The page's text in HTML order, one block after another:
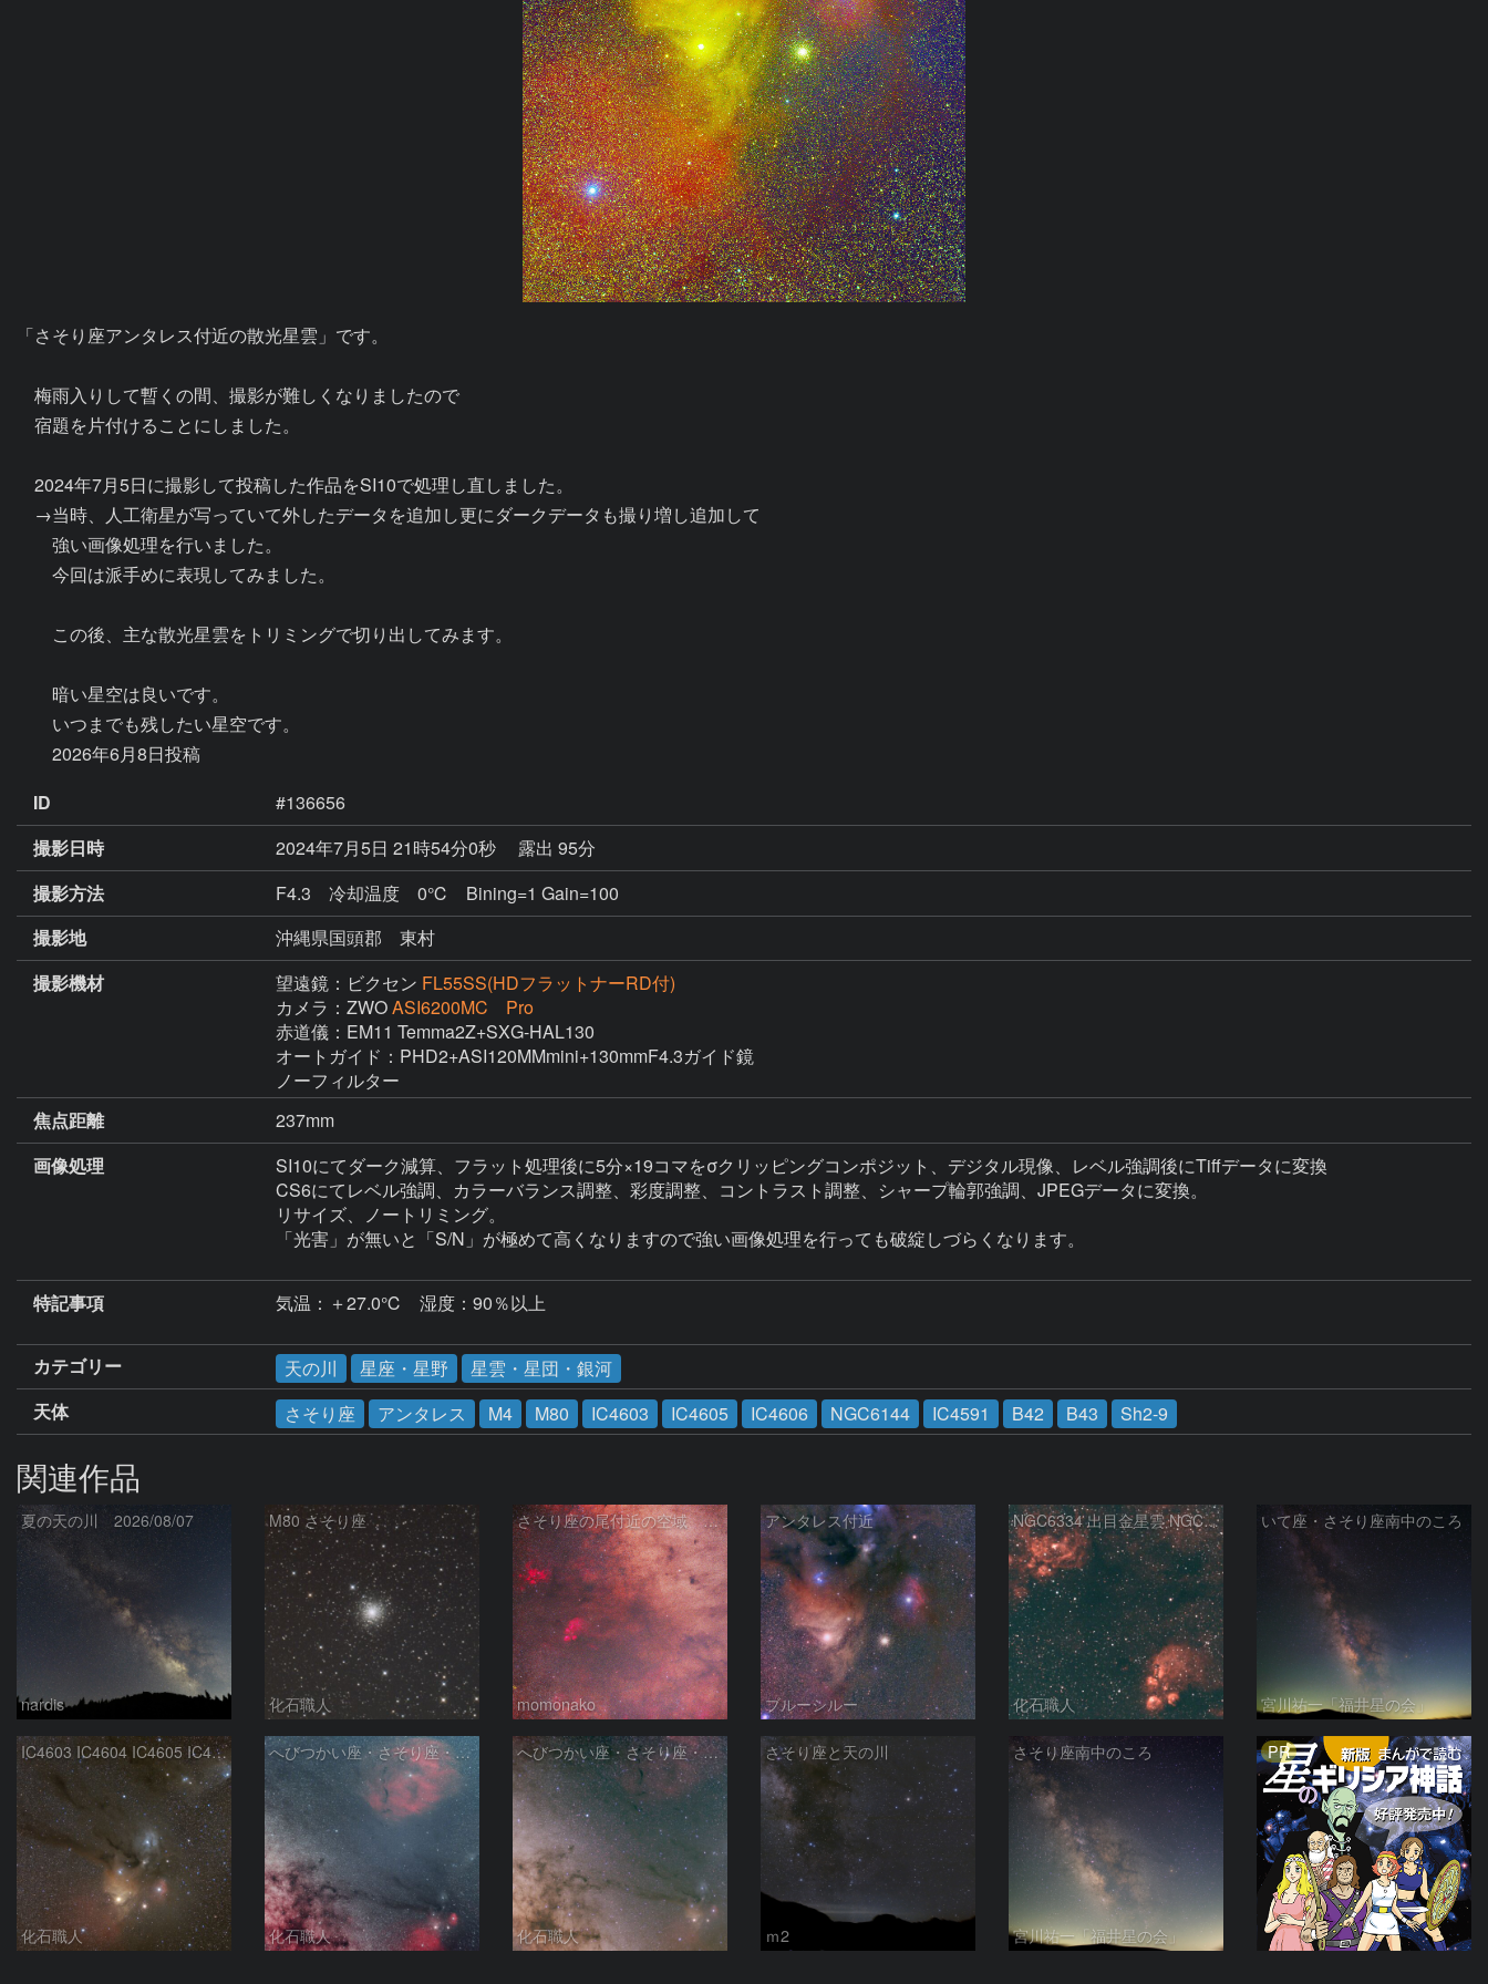
「さそり座アンタレス付近の散光星雲」です。
梅雨入りして暫くの間、撮影が難しくなりましたので
宿題を片付けることにしました。
2024年7月5日に撮影して投稿した作品をSI10で処理し直しました。
→当時、人工衛星が写っていて外したデータを追加し更にダークデータも撮り増し追加して
強い画像処理を行いました。
今回は派手めに表現してみました。
この後、主な散光星雲をトリミングで切り出してみます。
暗い星空は良いです。
いつまでも残したい星空です。
ID
#136656
撮影日時
2024年7月5日 21時54分0秒
露出 95分
撮影方法
F4.3 冷却温度 0℃ Bining=1 Gain=100
撮影地
沖縄県国頭郡 東村
撮影機材
望遠鏡：ビクセン FL55SS(HDフラットナーRD付)
カメラ：ZWOASI6200MC Pro
赤道儀：EM11 Temma2Z+SXG-HAL130
オートガイド：PHD2+ASI120MMmini+130mmF4.3ガイド鏡
焦点距離
237mm
画像処理
SI10にてダーク減算、フラット処理後に5分×19コマをσクリッピングコンポジット、デジタル現像、レベル強調後にTiffデータに変換
CS6にてレベル強調、カラーバランス調整、彩度調整、コントラスト調整、シャープ輪郭強調、JPEGデータに変換。
リサイズ、ノートリミング。
「光害」が無いと「S/N」が極めて高くなりますので強い画像処理を行っても破綻しづらくなります。
特記事項 気温：＋27.0℃　湿度：90％以上
カテゴリー 天の川 星座・星野
星雲・星団・銀河
天体
さそり座 アンタレス M4 M80 IC4603 IC4605 IC4606 NGC6144 IC4591 B42 B43 Sh2-9
関連作品
夏の天の川 2026/08/07
nardis
M80 さそり座
化石職人
さそり座の尾付近の空域 260718
momonako
アンタレス付近
ブルーシルー
NGC6334 出目金星雲 NGC6357 彼岸花星雲 さそり座
化石職人
いて座・さそり座南中のころ
宮川祐一「福井星の会」
IC4603 IC4604 IC4605 IC4606 Sh2-9 IC4592 カラフルタウン 青い馬頭星雲 さそり座
化石職人
へびつかい座・さそり座・いて座と天の川
化石職人
へびつかい座・さそり座・いて座と天の川
化石職人
さそり座と天の川
ｍ2
さそり座南中のころ
宮川祐一「福井星の会」
PR